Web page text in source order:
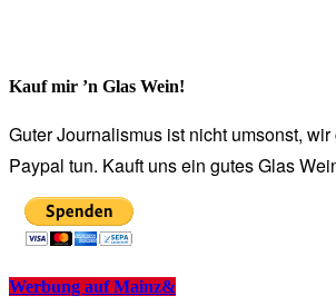
Kauf mir ’n Glas Wein!
Guter Journalismus ist nicht umsonst,
Paypal tun. Kauft uns ein gutes Glas
Werbung auf Mainz&